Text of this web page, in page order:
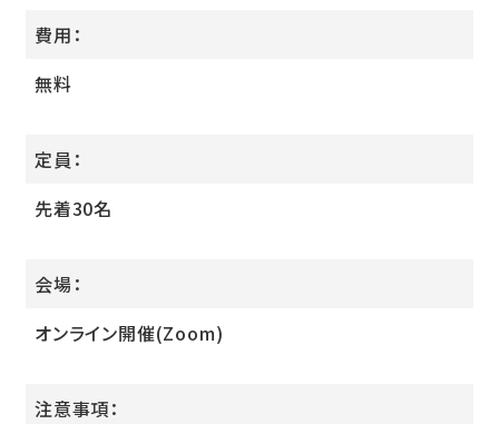
費用：
無料
定員：
先着30名
会場：
オンライン開催(Zoom)
注意事項：